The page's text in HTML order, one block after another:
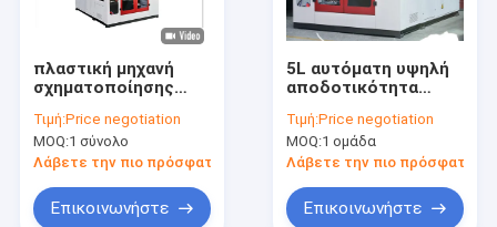
πλαστική μηχανή
σχηματοποίησης
μπουκαλιών τριών
στρώματος για το
μπουκάλι
Τιμή:Price negotiation
MOQ:1 σύνολο
Λάβετε την πιο πρόσφατη τιμή
Επικοινωνήστε
5L αυτόματη υψηλή
αποδοτικότητα
σχηματοποίησης
χτυπήματος
εξώθησης για το
κανίστρων
Τιμή:Price negotiation
MOQ:1 ομάδα
Λάβετε την πιο πρόσφατη
Επικοινωνήστε